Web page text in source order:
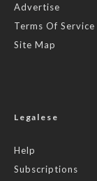
Advertise
Terms Of Service
Site Map
Legalese
Help
Subscriptions